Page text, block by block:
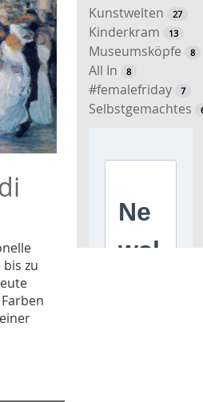
zu
Kunstwelten 27
Kinderkram 13
Museumsköpfe 8
All In 8
#femalefriday 7
Selbstgemachtes